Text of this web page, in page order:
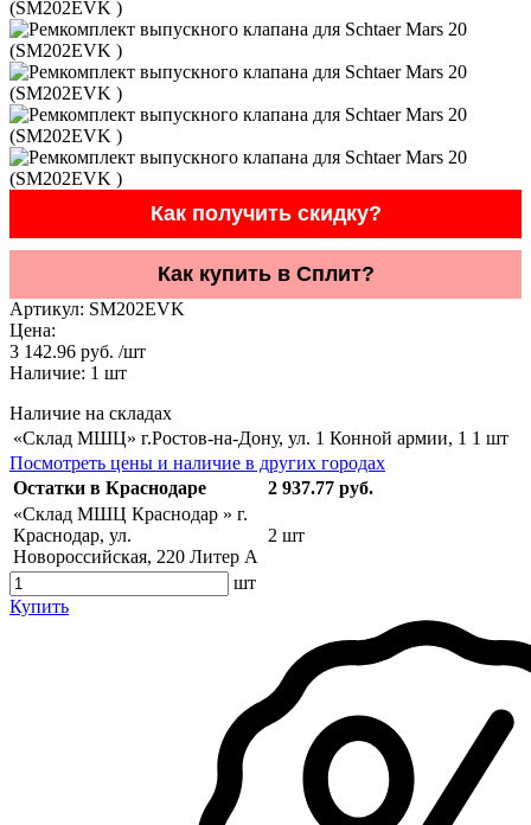
Как получить скидку?
Как купить в Сплит?
Артикул: SM202EVK
Цена:
3 142.96 руб. /шт
Наличие: 1 шт
Наличие на складах
«Склад МШЦ» г.Ростов-на-Дону, ул. 1 Конной армии, 1 1 шт
Посмотреть цены и наличие в других городах
Остатки в Краснодаре
2 937.77 руб.
«Склад МШЦ Краснодар » г.
Краснодар, ул.
Новороссийская, 220 Литер А
2 шт
шт
Купить